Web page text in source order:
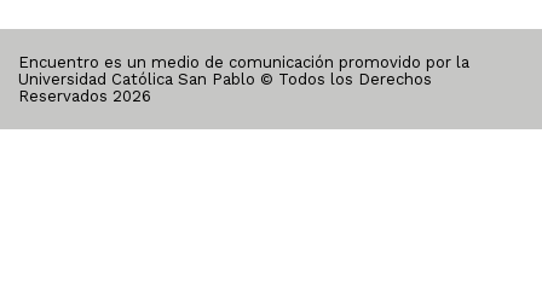
Encuentro es un medio de comunicación promovido por la
Universidad Católica San Pablo © Todos los Derechos
Reservados 2026